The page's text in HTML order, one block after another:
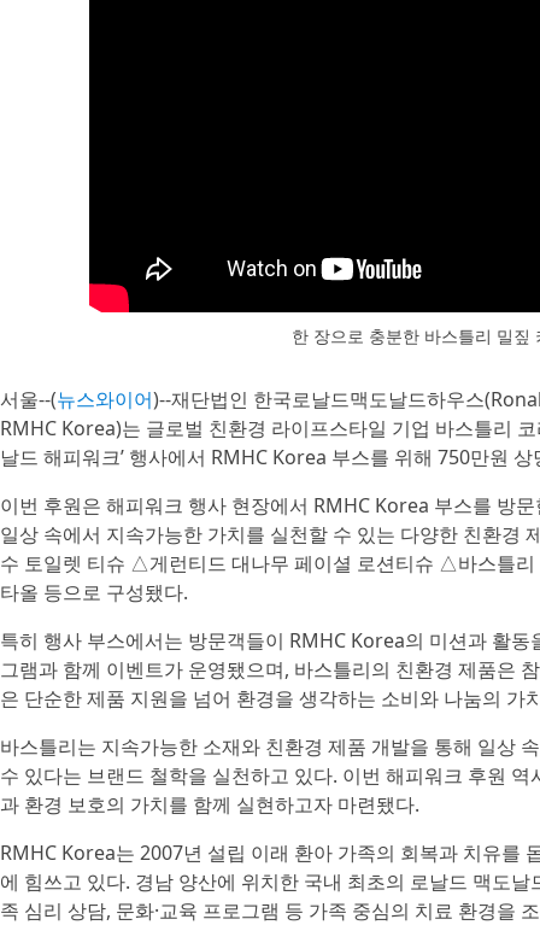
한 장으로 충분한 바스틀리 밀짚
서울--(뉴스와이어)--재단법인 한국로날드맥도날드하우스
RMHC Korea)는 글로벌 친환경 라이프스타일 기업 바스틀리
날드 해피워크’ 행사에서 RMHC Korea 부스를 위해 750만원
이번 후원은 해피워크 행사 현장에서 RMHC Korea 부스를 방
일상 속에서 지속가능한 가치를 실천할 수 있는 다양한 친환
수 토일렛 티슈 △게런티드 대나무 페이셜 로션티슈 △바스틀
타올 등으로 구성됐다.
특히 행사 부스에서는 방문객들이 RMHC Korea의 미션과 활
그램과 함께 이벤트가 운영됐으며, 바스틀리의 친환경 제품은
은 단순한 제품 지원을 넘어 환경을 생각하는 소비와 나눔의 가
바스틀리는 지속가능한 소재와 친환경 제품 개발을 통해 일상
수 있다는 브랜드 철학을 실천하고 있다. 이번 해피워크 후원
과 환경 보호의 가치를 함께 실현하고자 마련됐다.
RMHC Korea는 2007년 설립 이래 환아 가족의 회복과 치유를
에 힘쓰고 있다. 경남 양산에 위치한 국내 최초의 로날드 맥도
족 심리 상담, 문화·교육 프로그램 등 가족 중심의 치료 환경을